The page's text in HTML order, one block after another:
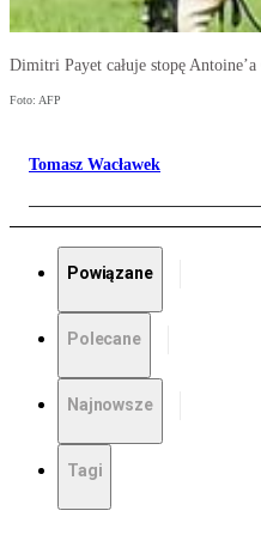
Dimitri Payet całuje stopę
Foto: AFP
Tomasz Wacławek
Powiązane
Polecane
Najnowsze
Tagi